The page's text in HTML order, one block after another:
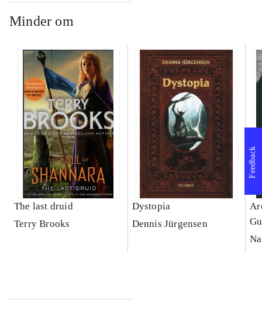
Minder om
The last druid
Terry Brooks
Dystopia
Dennis Jürgensen
Feedback